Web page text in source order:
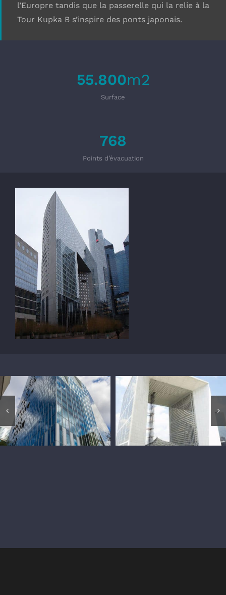
l’Europre tandis que la passerelle qui la relie à la
Tour Kupka B s’inspire des ponts japonais.
55.800m2
Surface
768
Points d’évacuation
Tour Majunga Grande Arche